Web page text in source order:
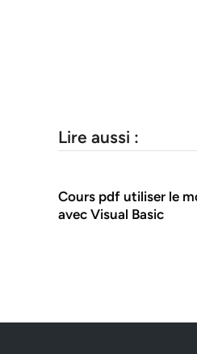
Lire aussi :
Cours pdf utiliser le
avec Visual Basic